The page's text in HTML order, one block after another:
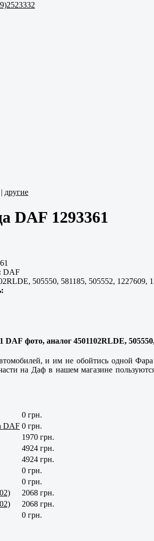
| другие
DAF 1293361
DAF
505550, 581185, 505552, 1227609,
фото, аналог 4501102RLDE,
и им не обойтись одной
на Даф в нашем магазине
0 грн.
DAF 0 грн.
1970 грн.
4924 грн.
4924 грн.
0 грн.
0 грн.
2068 грн.
2068 грн.
0 грн.